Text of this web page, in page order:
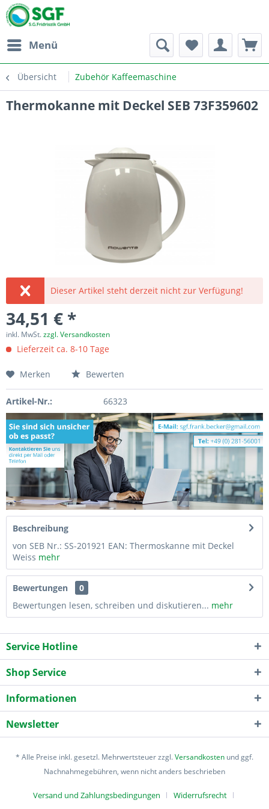
Menü
Übersicht Zubehör Kaffeemaschine
Thermokanne mit Deckel SEB 73F359602
Dieser Artikel steht derzeit nicht zur Verfügung!
34,51 € *
inkl. MwSt.zzgl. Versandkosten
Lieferzeit ca. 8-10 Tage
Merken Bewerten
Artikel-Nr.: 66323
Beschreibung
von SEB Nr.: SS-201921 EAN: Thermoskanne mit Deckel
Weiss mehr
Bewertungen
0
Bewertungen lesen, schreiben und diskutieren... mehr
Service Hotline
Shop Service
Informationen
Newsletter
* Alle Preise inkl. gesetzl. Mehrwertsteuer zzgl.Versandkosten und ggf.
Nachnahmegebühren, wenn nicht anders beschrieben
Versand und Zahlungsbedingungen Widerrufsrecht